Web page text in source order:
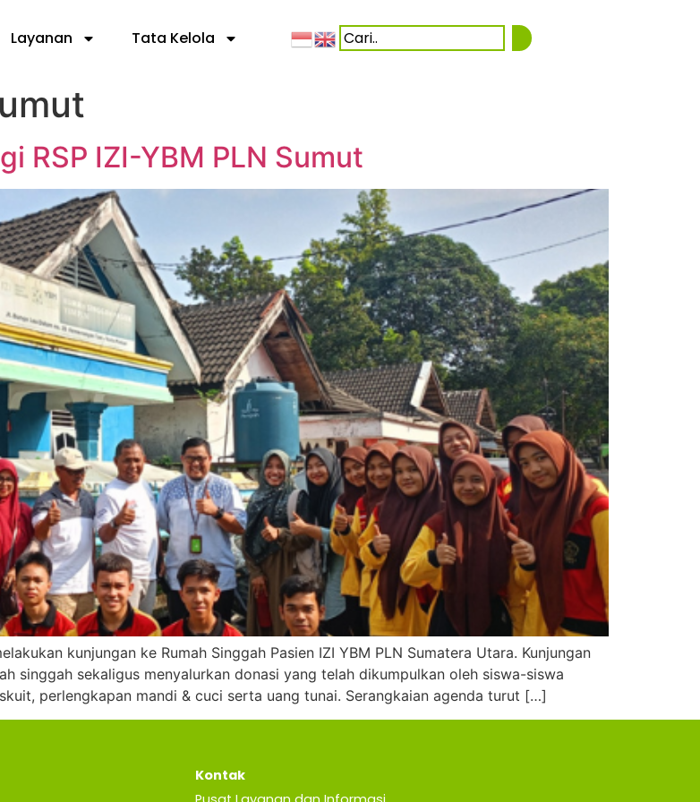
Layanan Tata Kelola
RSP IZI-YBM PLN Sumut
kunjungan ke Rumah Singgah Pasien IZI YBM PLN Sumatera Utara. Kunjungan
singgah sekaligus menyalurkan donasi yang telah dikumpulkan oleh siswa-siswa
perlengkapan mandi & cuci serta uang tunai. Serangkaian agenda turut […]
Kontak